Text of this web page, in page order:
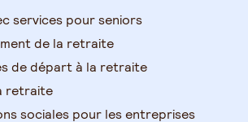
services pour seniors
de la retraite
de départ à la retraite
retraite
sociales pour les entreprises